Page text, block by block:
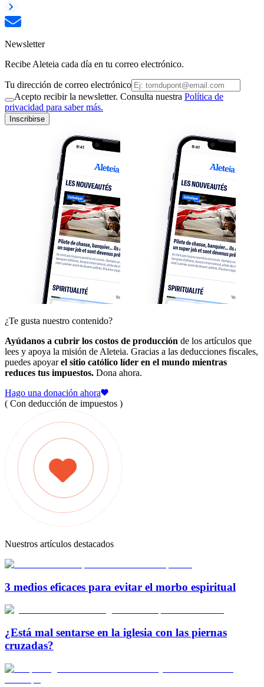
Newsletter
Recibe Aleteia cada día en tu correo electrónico.
Tu dirección de correo electrónico
Acepto recibir la newsletter. Consulta nuestra Política de
privacidad para saber más.
Inscribirse
¿Te gusta nuestro contenido?
Ayúdanos a cubrir los costos de producción de los artículos que
lees y apoya la misión de Aleteia. Gracias a las deducciones fiscales,
puedes apoyarel sitio católico líder en el mundo mientras
reduces tus impuestos. Dona ahora.
Hago una donación ahora
( Con deducción de impuestos )
Nuestros artículos destacados
3 medios eficaces para evitar el morbo espiritual
¿Está mal sentarse en la iglesia con las piernas
cruzadas?